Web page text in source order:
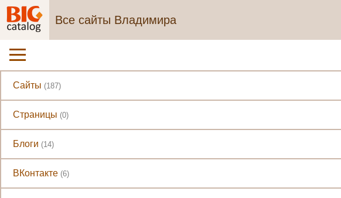
Все сайты Владимира
Сайты (187)
Страницы (0)
Блоги (14)
ВКонтакте (6)